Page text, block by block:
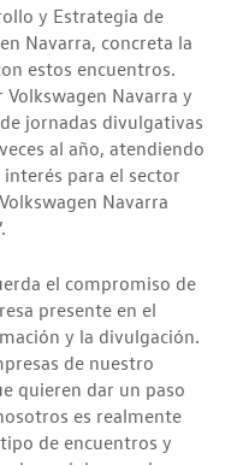
y Estrategia de
Navarra, concreta la
estos encuentros.
Navarra y
jornadas divulgativas
al año, atendiendo
para el sector
Navarra
el compromiso de
presente en el
y la divulgación.
de nuestro
quieren dar un paso
es realmente
de encuentros y